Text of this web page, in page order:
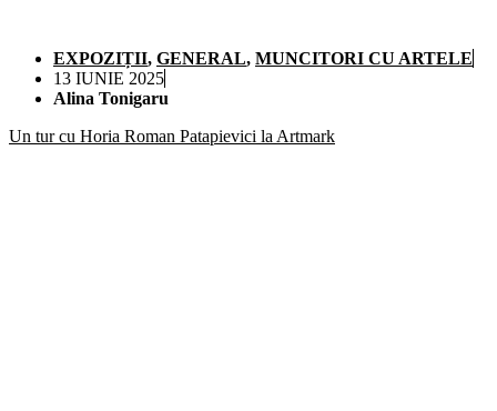
EXPOZIȚII, GENERAL, MUNCITORI CU ARTELE
13 IUNIE 2025
Alina Tonigaru
Un tur cu Horia Roman Patapievici la Artmark